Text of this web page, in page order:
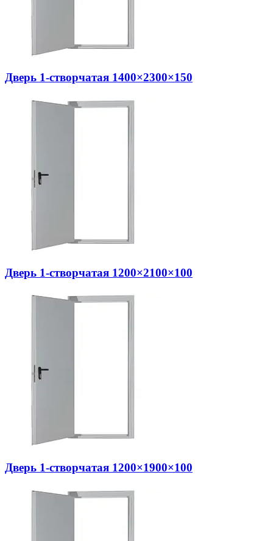
Дверь 1-створчатая 1400×2300×150
Дверь 1-створчатая 1200×2100×100
Дверь 1-створчатая 1200×1900×100